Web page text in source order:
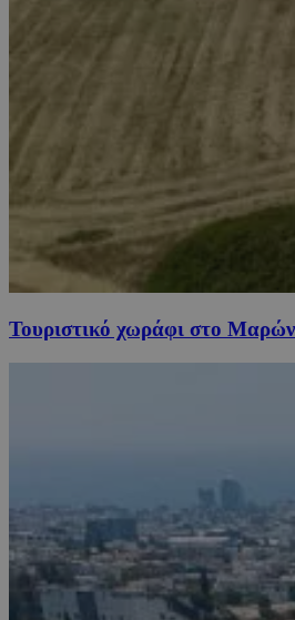
Τουριστικό χωράφι στο